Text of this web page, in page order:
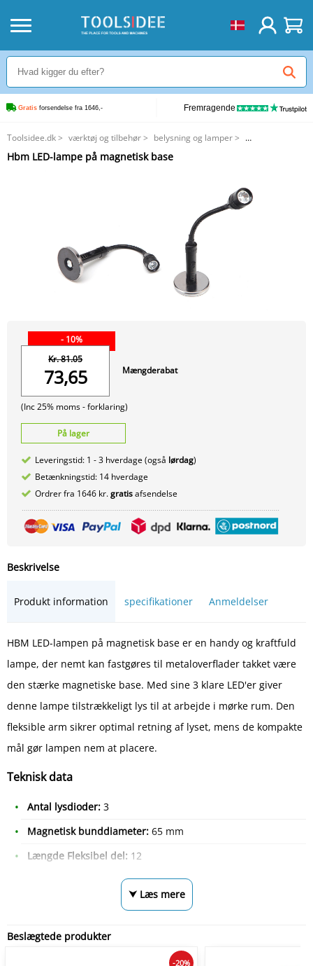
Gratis forsendelse fra 1646,- Fremragende
Toolsidee.dk> værktøj og tilbehør> belysning og lamper>
Hbm LED-lampe på magnetisk base
Hbm LED-lampe på magnetisk base
- 10%
Kr. 81.05
73,65
(Inc 25% moms -forklaring)
Mængderabat
På lager
Leveringstid: 1 - 3 hverdage (også lørdag)
Betænkningstid: 14 hverdage
Ordrer fra 1646 kr.gratisafsendelse
Beskrivelse
Produkt information specifikationer Anmeldelser
HBM LED-lampen på magnetisk base er en handy og kraftfuld
lampe, der nemt kan fastgøres til metaloverflader takket være
den stærke magnetiske base. Med sine 3 klare LED'er giver
denne lampe tilstrækkeligt lys til at arbejde i mørke rum. Den
fleksible arm sikrer optimal retning af lyset, mens de kompakte
mål gør lampen nem at placere.
Teknisk data
Antal lysdioder: 3
Magnetisk bunddiameter: 65 mm
Længde Fleksibel del: 12
⮟ Læs mere
Beslægtede produkter
-20%